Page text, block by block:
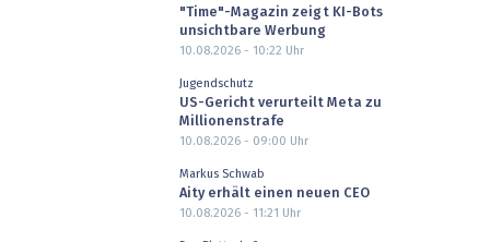
"Time"-Magazin zeigt KI-Bots
unsichtbare Werbung
10.08.2026 - 10:22 Uhr
Jugendschutz
US-Gericht verurteilt Meta zu
Millionenstrafe
10.08.2026 - 09:00 Uhr
Markus Schwab
Aity erhält einen neuen CEO
10.08.2026 - 11:21 Uhr